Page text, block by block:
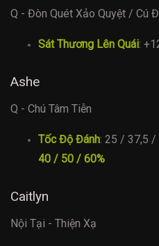
Q - Đòn Quét Xảo Quyệt / Cú
Sát Thương Lên Quái:
Ashe
Q - Chú Tâm Tiễn
Tốc Độ Đánh: 25 / 37,5
40 / 50 / 60%
Caitlyn
Nội Tại - Thiện Xạ